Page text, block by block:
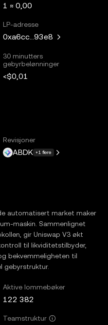
1 ≈ 0,00
LP-adresse
0xa6cc...93e8
30 minutters
gebyrbelønninger
<$0,01
Revisjoner
ABDK +1 flere
automatisert market maker
maskin. Sammenlignet
gir Uniswap V3 økt
til likviditetstilbyder,
bekvemmeligheten til
gebyrstruktur.
Aktive lommebøker
122 382
Teamstruktur